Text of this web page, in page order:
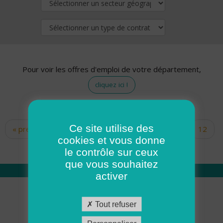
Pour voir les offres d'emploi de votre département,
cliquez ici !
Pages
« premier ‹ précédent … 10
12
14 15 16 17
Qui sommes nous
Académie ADMR
Ce site utilise des
cookies et vous donne
le contrôle sur ceux
que vous souhaitez
activer
Tout refuser